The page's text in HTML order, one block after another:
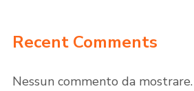
Recent Comments
Nessun commento da mostrare.